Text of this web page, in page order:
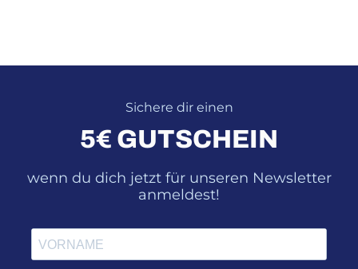
Sichere dir einen
5€ GUTSCHEIN
wenn du dich jetzt für unseren Newsletter
anmeldest!